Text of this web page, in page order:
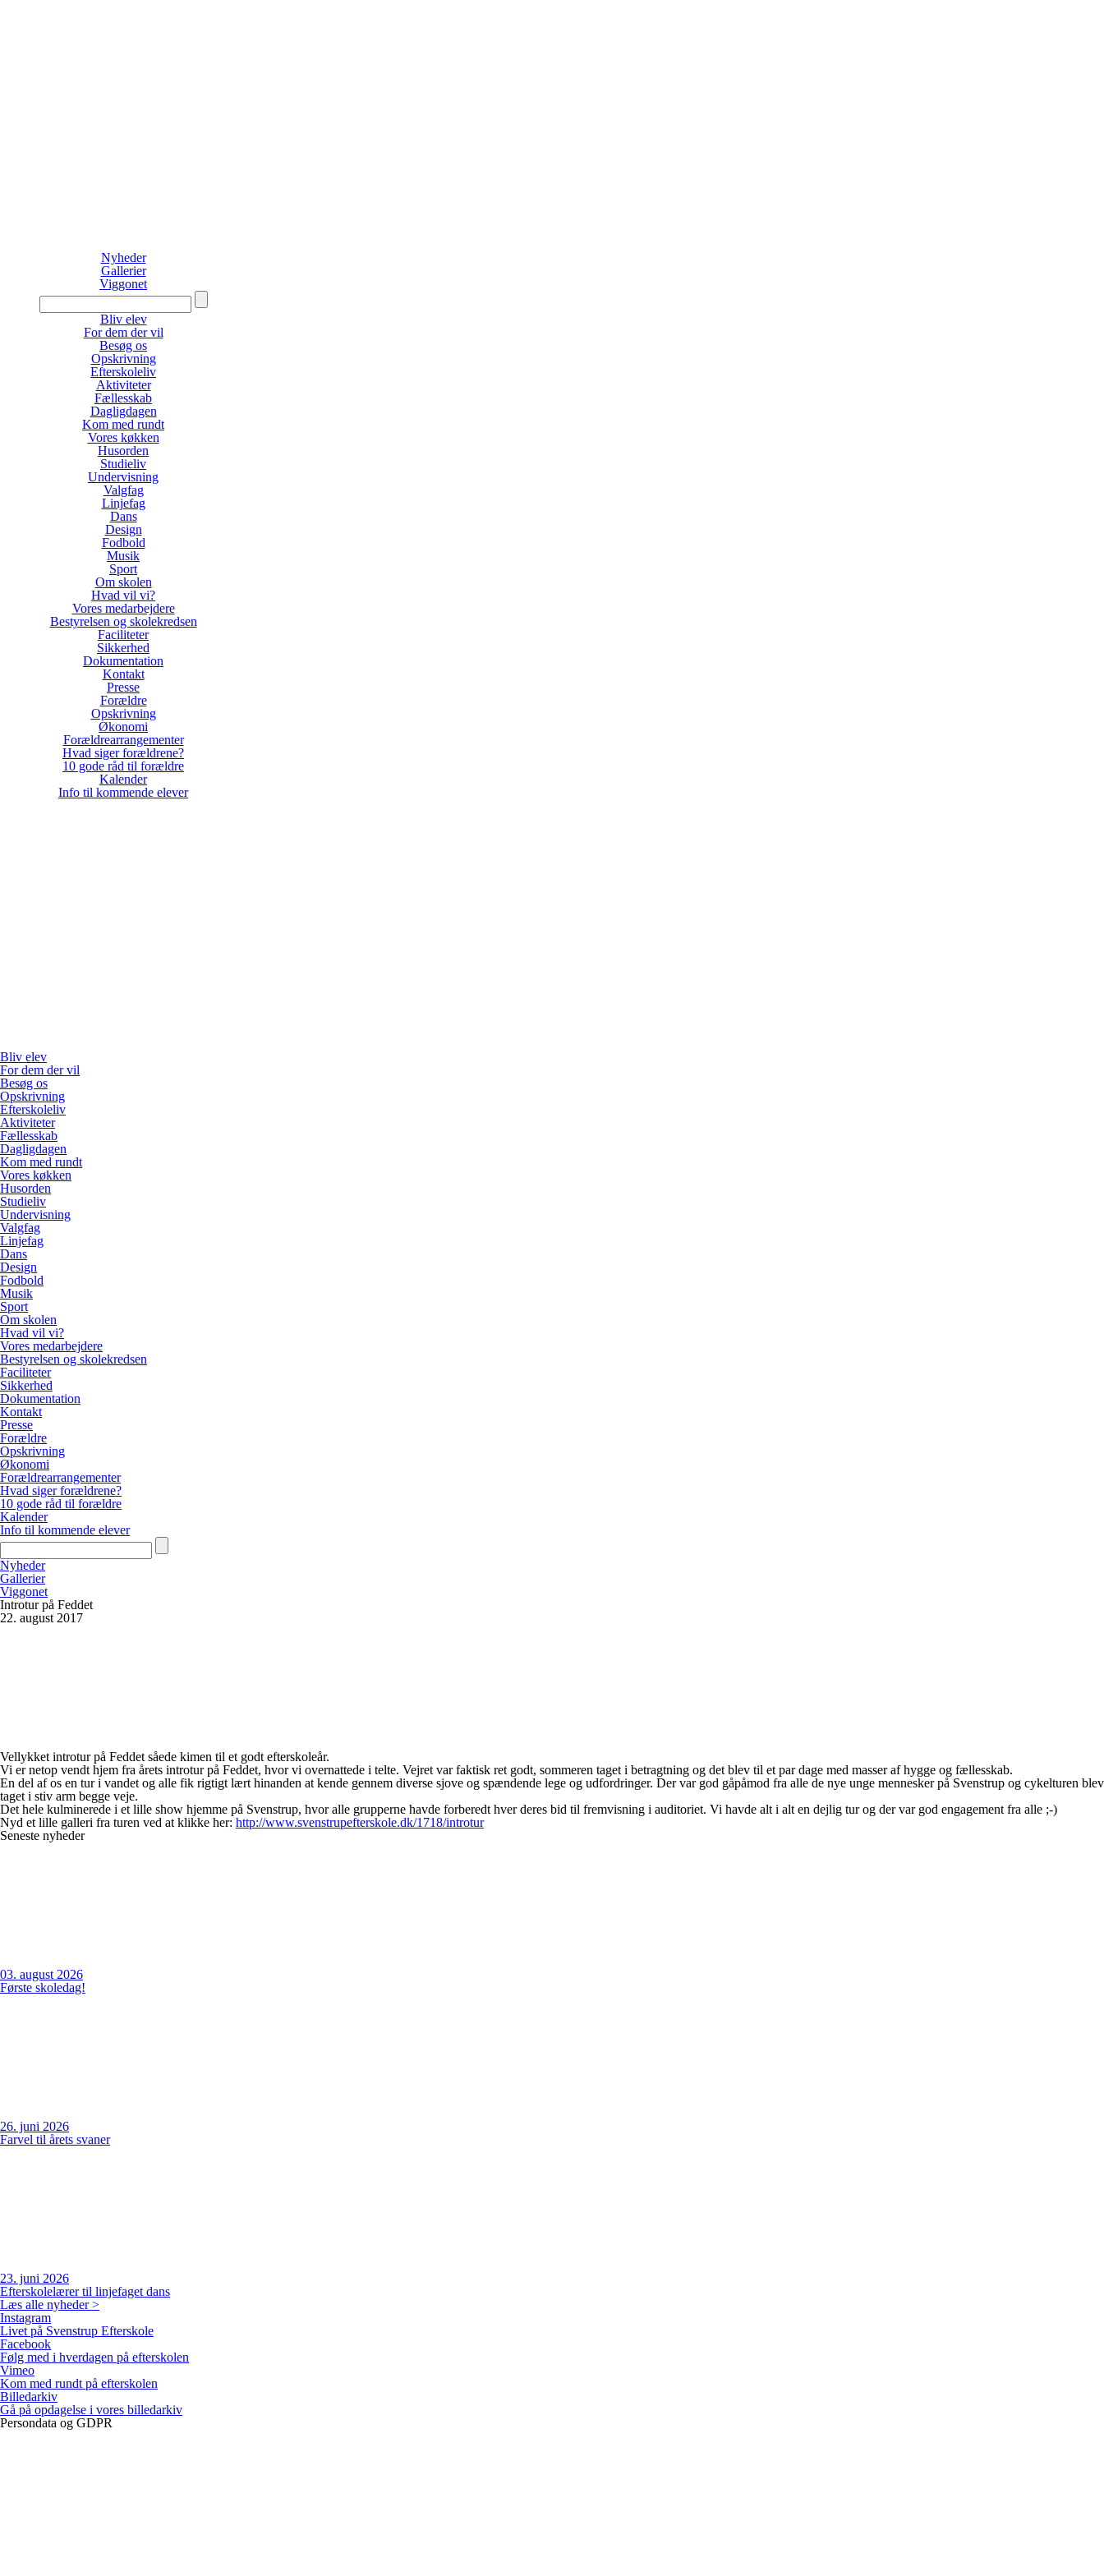
Nyheder
Gallerier
Viggonet
Bliv elev
For dem der vil
Besøg os
Opskrivning
Efterskoleliv
Aktiviteter
Fællesskab
Dagligdagen
Kom med rundt
Vores køkken
Husorden
Studieliv
Undervisning
Valgfag
Linjefag
Dans
Design
Fodbold
Musik
Sport
Om skolen
Hvad vil vi?
Vores medarbejdere
Bestyrelsen og skolekredsen
Faciliteter
Sikkerhed
Dokumentation
Kontakt
Presse
Forældre
Opskrivning
Økonomi
Forældrearrangementer
Hvad siger forældrene?
10 gode råd til forældre
Kalender
Info til kommende elever
Bliv elev
For dem der vil
Besøg os
Opskrivning
Efterskoleliv
Aktiviteter
Fællesskab
Dagligdagen
Kom med rundt
Vores køkken
Husorden
Studieliv
Undervisning
Valgfag
Linjefag
Dans
Design
Fodbold
Musik
Sport
Om skolen
Hvad vil vi?
Vores medarbejdere
Bestyrelsen og skolekredsen
Faciliteter
Sikkerhed
Dokumentation
Kontakt
Presse
Forældre
Opskrivning
Økonomi
Forældrearrangementer
Hvad siger forældrene?
10 gode råd til forældre
Kalender
Info til kommende elever
Nyheder
Gallerier
Viggonet
Introtur på Feddet
22. august 2017
Vellykket introtur på Feddet såede kimen til et godt efterskoleår.
Vi er netop vendt hjem fra årets introtur på Feddet, hvor vi overnattede i telte. Vejret var faktisk ret godt, sommeren taget i betragtning og det blev til et par dage med masser af hygge og fællesskab.
En del af os en tur i vandet og alle fik rigtigt lært hinanden at kende gennem diverse sjove og spændende lege og udfordringer. Der var god gåpåmod fra alle de nye unge mennesker på Svenstrup og cykelturen blev
taget i stiv arm begge veje.
Det hele kulminerede i et lille show hjemme på Svenstrup, hvor alle grupperne havde forberedt hver deres bid til fremvisning i auditoriet. Vi havde alt i alt en dejlig tur og der var god engagement fra alle ;-)
Nyd et lille galleri fra turen ved at klikke her: http://www.svenstrupefterskole.dk/1718/introtur
Seneste nyheder
03. august 2026
Første skoledag!
26. juni 2026
Farvel til årets svaner
23. juni 2026
Efterskolelærer til linjefaget dans
Læs alle nyheder >
Instagram
Livet på Svenstrup Efterskole
Facebook
Følg med i hverdagen på efterskolen
Vimeo
Kom med rundt på efterskolen
Billedarkiv
Gå på opdagelse i vores billedarkiv
Persondata og GDPR